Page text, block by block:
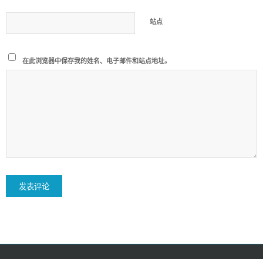
站点
在此浏览器中保存我的姓名、电子邮件和站点地址。